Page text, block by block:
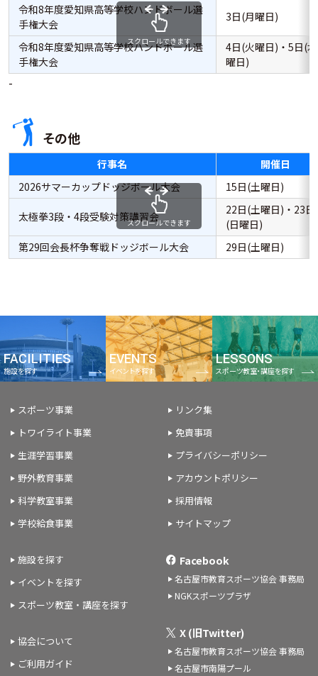
令和8年度愛知県高等学校ハンドボール選
手権大会
3日(月曜日)
令和8年度愛知県高等学校ハンドボール選
手権大会
4日(火曜日)・5日(水
曜日)
スクロールできます
-
その他
行事名
開催日
2026サマーカップドッジボール大会
15日(土曜日)
太極拳3段・4段受験対策講習会
22日(土曜日)・23日
(日曜日)
第29回会長杯争奪戦ドッジボール大会
29日(土曜日)
スクロールできます
FACILITIES
施設を探す
EVENTS
イベントを探す
LESSONS
スポーツ教室・講座を探す
スポーツ事業
トワイライト事業
生涯学習事業
野外教育事業
科学教室事業
学校給食事業
施設を探す
イベントを探す
スポーツ教室・講座を探す
協会について
ご利用ガイド
リンク集
免責事項
プライバシーポリシー
アカウントポリシー
採用情報
サイトマップ
Facebook
名古屋市教育スポーツ協会 事務局
NGKスポーツプラザ
X (旧Twitter)
名古屋市教育スポーツ協会 事務局
名古屋市南陽プール